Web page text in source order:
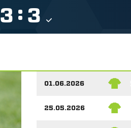
 : 
01.06.2026
25.05.2026